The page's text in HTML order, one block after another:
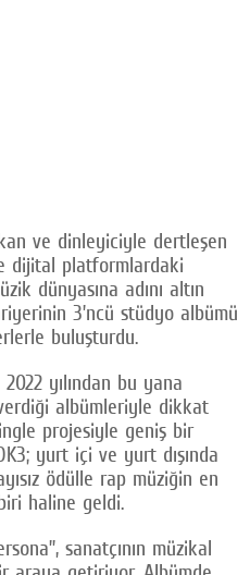
ve dinleyiciyle dertleşen
dijital platformlardaki
dünyasına adını altın
3’ncü stüdyo albümü
buluşturdu.
yılından bu yana
verdiği albümleriyle dikkat
projesiyle geniş bir
yurt içi ve yurt dışında
ödülle rap müziğin en
haline geldi.
sanatçının müzikal